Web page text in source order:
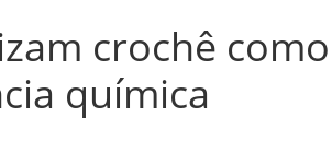
crochê
química